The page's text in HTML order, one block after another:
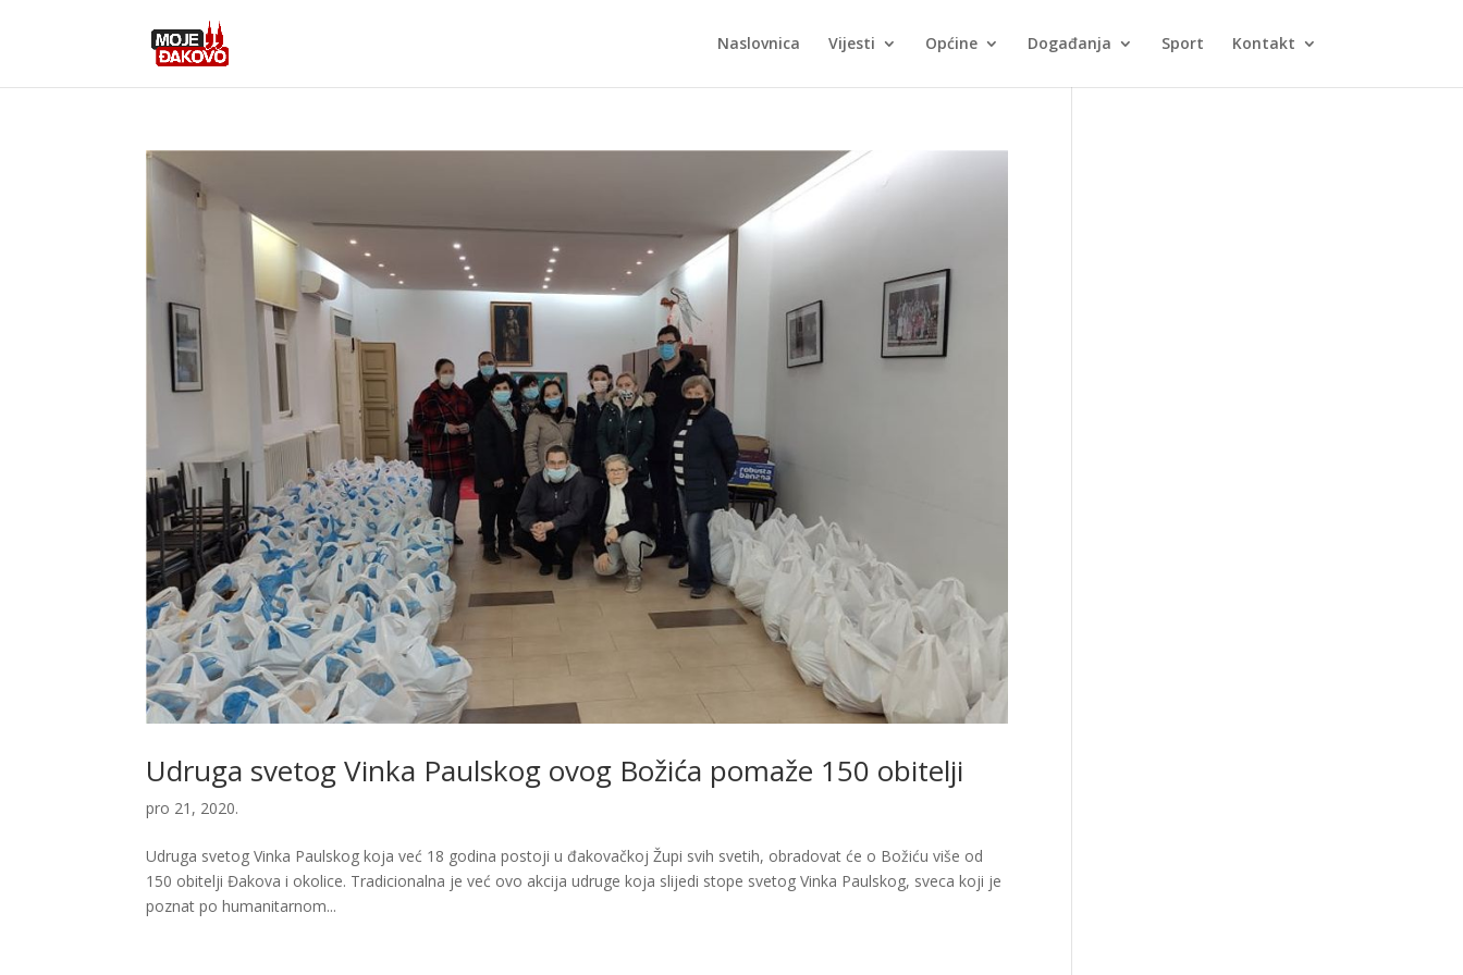
Naslovnica Vijesti Općine Događanja Sport Kontakt
Udruga svetog Vinka Paulskog ovog Božića pomaže 150 obitelji
pro 21, 2020.
Udruga svetog Vinka Paulskog koja već 18 godina postoji u đakovačkoj Župi svih svetih, obradovat će o Božiću više od
150 obitelji Đakova i okolice. Tradicionalna je već ovo akcija udruge koja slijedi stope svetog Vinka Paulskog, sveca koji je
poznat po humanitarnom...